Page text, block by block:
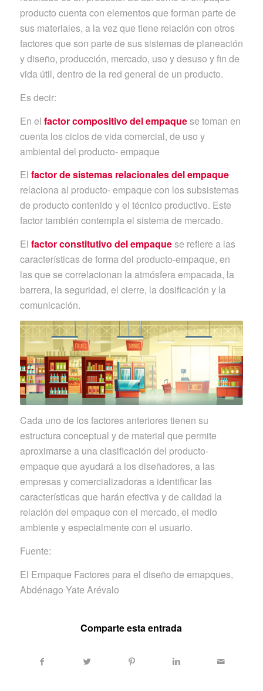
producto cuenta con elementos que forman parte de
sus materiales, a la vez que tiene relación con otros
factores que son parte de sus sistemas de planeación
y diseño, producción, mercado, uso y desuso y fin de
vida útil, dentro de la red general de un producto.
Es decir:
En el factor compositivo del empaquese toman en
cuenta los ciclos de vida comercial, de uso y
ambiental del producto- empaque
El factor de sistemas relacionales del empaque
relaciona al producto- empaque con los subsistemas
de producto contenido y el técnico productivo. Este
factor también contempla el sistema de mercado.
El factor constitutivo del empaquese refiere a las
características de forma del producto-empaque, en
las que se correlacionan la atmósfera empacada, la
barrera, la seguridad, el cierre, la dosificación y la
comunicación.
Cada uno de los factores anteriores tienen su
estructura conceptual y de material que permite
aproximarse a una clasificación del producto-
empaque que ayudará a los diseñadores, a las
empresas y comercializadoras a identificar las
características que harán efectiva y de calidad la
relación del empaque con el mercado, el medio
ambiente y especialmente con el usuario.
Fuente:
El Empaque Factores para el diseño de emapques,
Abdénago Yate Arévalo
Comparte esta entrada